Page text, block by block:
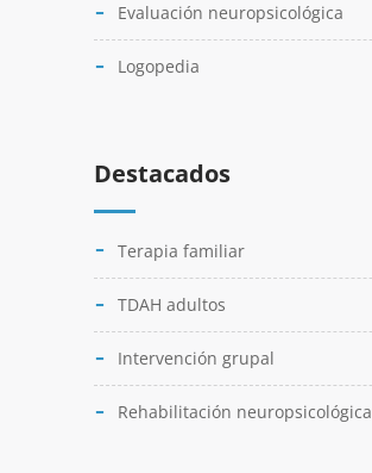
Evaluación neuropsicológica
Logopedia
Destacados
Terapia familiar
TDAH adultos
Intervención grupal
Rehabilitación neuropsicológica